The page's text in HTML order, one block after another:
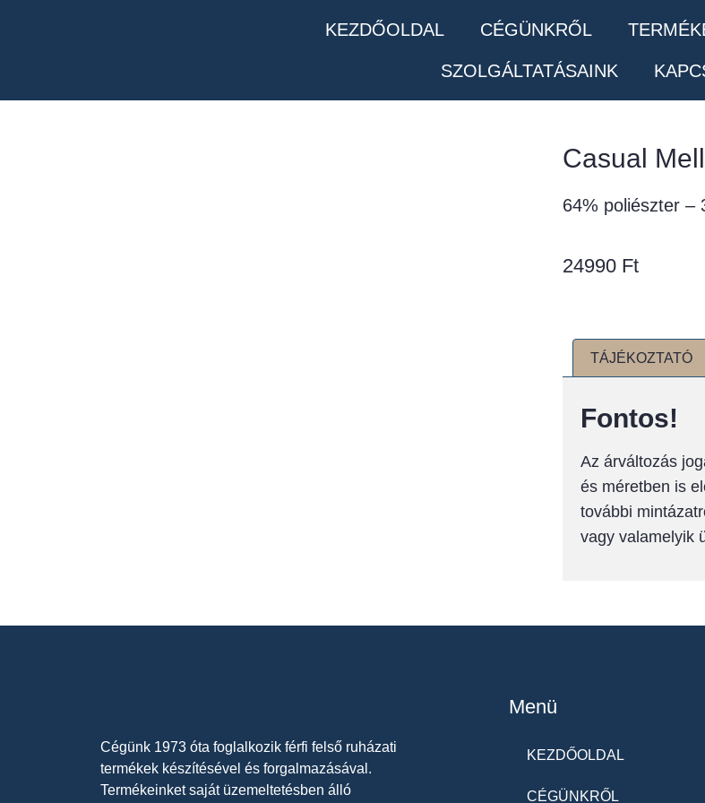
KEZDŐOLDAL CÉGÜNKRŐL
SZOLGÁLTATÁSAINK
Casual
64% poliészter –
24990 Ft
TÁJÉKOZTATÓ
Fontos!
Az árváltozás
és méretben is
további
vagy valamelyik
Cégünk 1973 óta foglalkozik férfi felső ruházati
termékek készítésével és forgalmazásával.
Termékeinket saját üzemeltetésben álló
Menü
KEZDŐOLDAL
CÉGÜNKRŐL